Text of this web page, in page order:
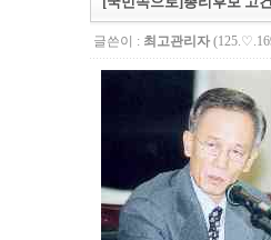
글쓴이 : 최고관리자